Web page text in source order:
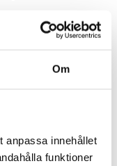
Om
anpassa innehållet
funktioner
– mer träning